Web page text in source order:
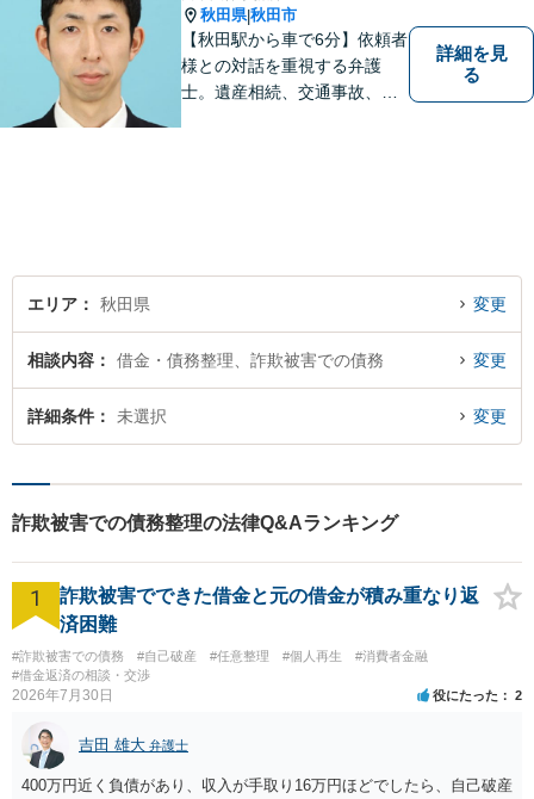
秋田県|秋田市
【秋田駅から車で6分】依頼者
様との対話を重視する弁護
士。遺産相続、交通事故、離
詳細を見
る
エリア 秋田県 変更
相談内容 借金・債務整理、詐欺被害での債務 変更
詳細条件 未選択 変更
詐欺被害での債務整理の法律Q&Aランキング
1
詐欺被害でできた借金と元の借金が積み重なり返
済困難
#詐欺被害での債務 #自己破産 #任意整理 #個人再生
#消費者金融
#借金返済の相談・交渉
2026年7月30日 役にたった 2
吉田 雄大 弁護士
400万円近く負債があり、収入が手取り16万円ほどでしたら、自己破産